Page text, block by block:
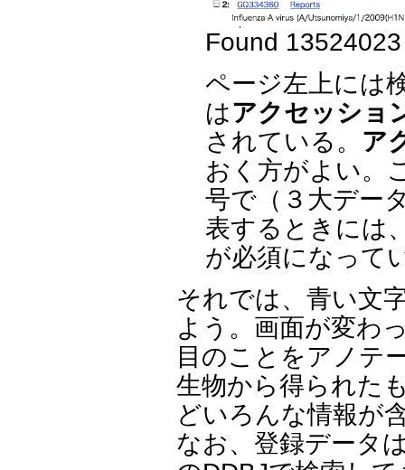
Found
ページ左上には
はアクセッショ
されている。 ア
おく方がよい。
号で（３大デー
表するときには
が必須になって
それでは、青い文
よう。画面が変わ
目のことをアノテ
生物から得られた
どいろんな情報が
なお、登録データ